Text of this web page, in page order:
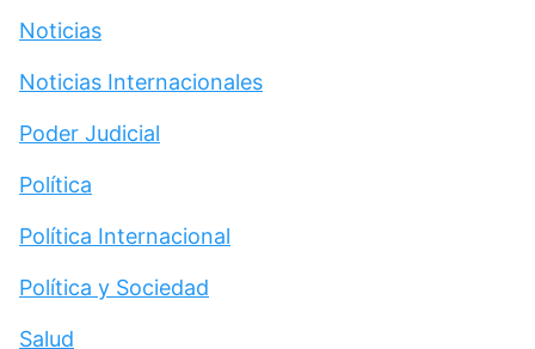
Noticias
Noticias Internacionales
Poder Judicial
Política
Política Internacional
Política y Sociedad
Salud